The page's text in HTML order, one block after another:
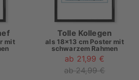
mit
Tolle Kollegen
als 18x13 cm Poster mit
schwarzem Rahmen
ab 21,99 €
ab 24,99 €